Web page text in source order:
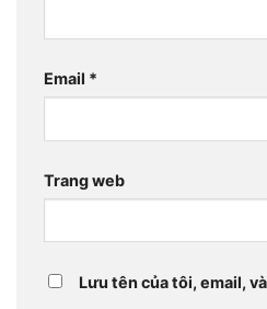
Email *
Trang web
Lưu tên của tôi, email,